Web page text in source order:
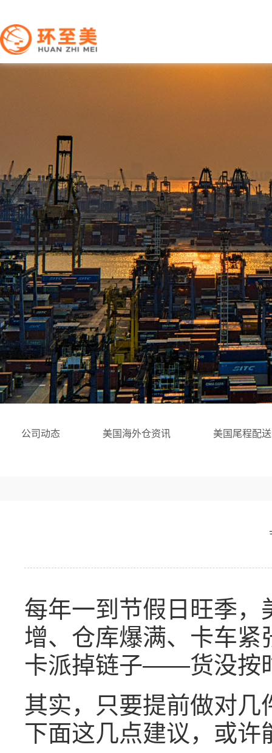
公司动态 美国海外仓资讯 美国尾程配
每年一到节假日旺季，
增、仓库爆满、卡车
卡派掉链子——货没按
其实，只要提前做对几
下面这几点建议，或